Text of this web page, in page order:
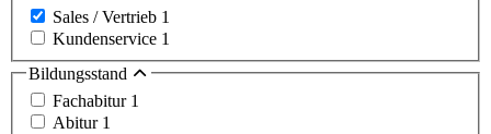
Sales / Vertrieb 1
Kundenservice 1
Bildungsstand
Fachabitur 1
Abitur 1